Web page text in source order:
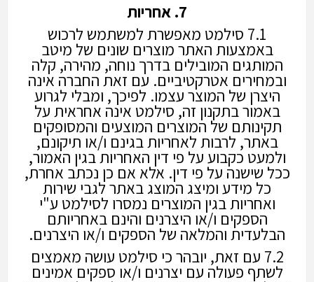
7. אחריות
7.1 סילמט מאפשרת למשתמש לרכוש
באמצעות האתר מוצרים שונים של מיטב
המותגים המובילים בדרך נוחה, מהירה, קלה
ובמחירים אטרקטיביים. עם זאת החברה אינה
היצרן של המוצר עצמו. לפיכך, ומבלי לגרוע
באמור בתקנון זה, סילמט אינה אחראית על
תקינותם של המוצרים המוצעים והמסופקים
באתר, לרבות לאחריות בגינם ו/או תיקונם,
ולמעט כקבוע על פי דין האחריות בגין האמור,
ככל שישנה על פי דין. אלא אם כן נכתב אחרת,
כל מידע ומיצג המוצג באתר לגבי שירות
ואחריות בגין המוצרים נמסרו לסילמט ע"י
הספקים ו/או היצרנים והינם באחריותם
הבלעדית והמלאה של הספקים ו/או היצרנים.
7.2 עם זאת, יובהר כי סילמט עושה מאמצים
לשתף פעולה עם יצרנים ו/או ספקים אמינים